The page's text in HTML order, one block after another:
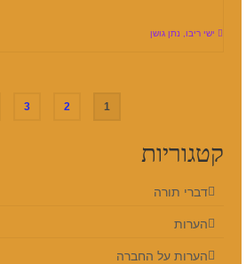
ישי ריבו נתן גושן
pagination
1
2
3
קטגוריות
דברי תורה
הערות
הערות על החברה